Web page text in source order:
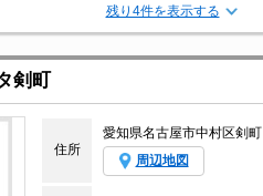
残り4件を表示する
剣町
住所
愛知県名古屋市中村区剣町
周辺地図